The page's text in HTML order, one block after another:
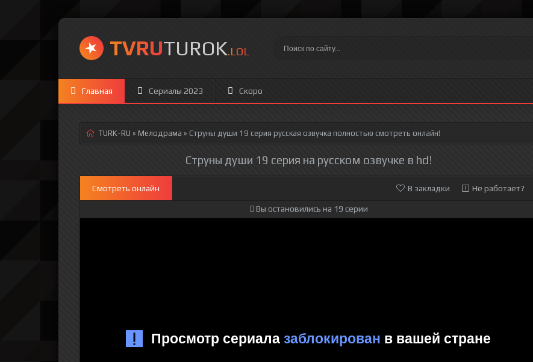
TVRUTUROK.LOL
Главная Сериалы 2023 Скоро
TURK-RU » Мелодрама » Струны души 19 серия русская озвучка полностью смотреть онлайн!
Струны души 19 серия на русском озвучке в hd!
Смотреть онлайн В закладки Не работает?
Вы остановились на 19 серии